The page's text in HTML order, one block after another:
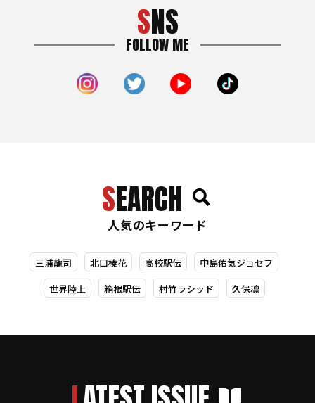
SNS
FOLLOW ME
SEARCH
人気のキーワード
三浦龍司 北口榛花 高校駅伝 中島佑気ジョセフ
世界陸上 箱根駅伝 村竹ラシッド 久保凛